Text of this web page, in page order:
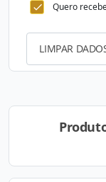
Quero
LIMPAR